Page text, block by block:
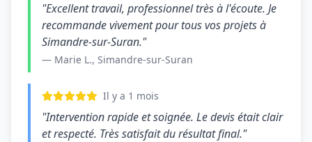
"Excellent travail, professionnel très à l'écoute. Je
recommande vivement pour tous vos projets à
Simandre-sur-Suran."
— Marie L., Simandre-sur-Suran
Il y a 1 mois
"Intervention rapide et soignée. Le devis était clair
et respecté. Très satisfait du résultat final."